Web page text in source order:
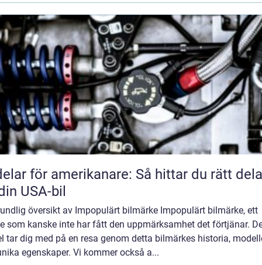
för amerikanare: Så hittar du rätt
USA-bil
översikt av Impopulärt bilmärke Impopulärt bilmärke, ett
som kanske inte har fått den uppmärksamhet det förtjänar.
tar dig med på en resa genom detta bilmärkes historia,
egenskaper. Vi kommer också a...